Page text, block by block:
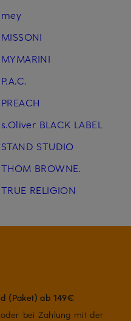
mey
MISSONI
MYMARINI
P.A.C.
PREACH
s.Oliver BLACK LABEL
STAND STUDIO
THOM BROWNE.
TRUE RELIGION
(Paket) ab 149€
bei Zahlung mit der